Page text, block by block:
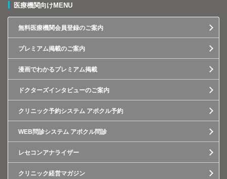
医療機関向けMENU
無料医療機関会員登録のご案内
プレミアム掲載のご案内
漫画でわかるプレミアム掲載
ドクターズインタビューのご案内
クリニック予約システム アポクル予約
WEB問診システム アポクル問診
レセコンアナライザー
クリニック経営マガジン